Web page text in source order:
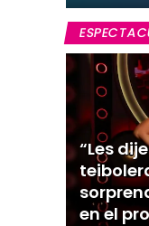
“Les
en el